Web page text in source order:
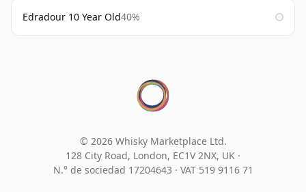
Edradour 10 Year Old40%
© 2026 Whisky Marketplace Ltd.
128 City Road, London, EC1V 2NX, UK ·
N.° de sociedad 17204643 · VAT 519 9116 71